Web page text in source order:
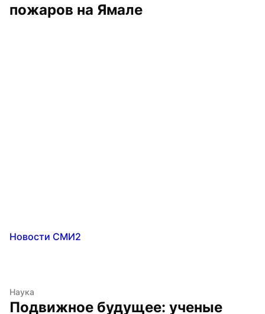
пожаров на Ямале
Новости СМИ2
Наука
Подвижное будущее: ученые